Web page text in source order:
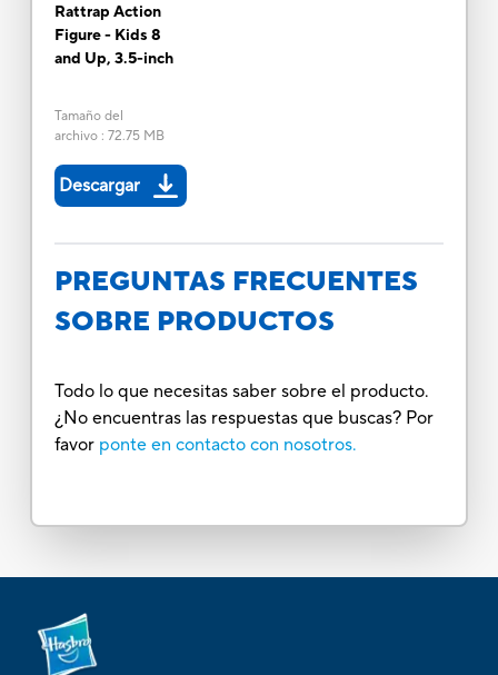
Rattrap Action
Figure - Kids 8
and Up, 3.5-inch
Tamaño del
archivo: 72.75 MB
Descargar
PREGUNTAS FRECUENTES
SOBRE PRODUCTOS
Todo lo que necesitas saber sobre el producto.
¿No encuentras las respuestas que buscas? Por
favor ponte en contacto con nosotros.